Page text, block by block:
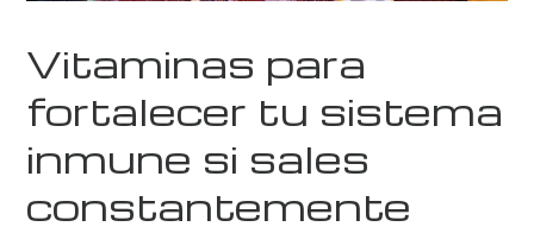
Vitaminas para
fortalecer tu sistema
inmune si sales
constantemente